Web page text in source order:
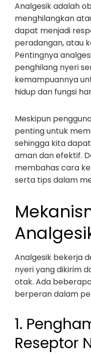
Analgesik adalah
menghilangkan
dapat menjadi
peradangan, atau
Pentingnya
penghilang nyeri
kemampuannya
hidup dan fungsi
Meskipun
penting untuk
sehingga kita
aman dan efektif.
membahas cara
serta tips dalam
Analgesik bekerja
nyeri yang dikirim
otak. Ada
berperan dalam
1.
Reseptor